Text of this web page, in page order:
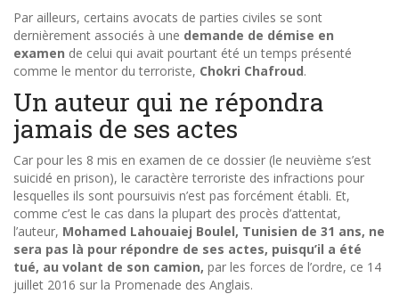
Par ailleurs, certains avocats de parties civiles se sont
dernièrement associés à une demande de démise en
examen de celui qui avait pourtant été un temps présenté
comme le mentor du terroriste, Chokri Chafroud.
Un auteur qui ne répondra
jamais de ses actes
Car pour les 8 mis en examen de ce dossier (le neuvième s’est
suicidé en prison), le caractère terroriste des infractions pour
lesquelles ils sont poursuivis n’est pas forcément établi. Et,
comme c’est le cas dans la plupart des procès d’attentat,
l’auteur, Mohamed Lahouaiej Boulel, Tunisien de 31 ans, ne
sera pas là pour répondre de ses actes, puisqu’il a été
tué, au volant de son camion, par les forces de l’ordre, ce 14
juillet 2016 sur la Promenade des Anglais.